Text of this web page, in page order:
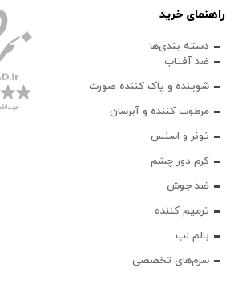
راهنمای خرید
دسته بندی‌ها
ضد آفتاب
شوینده و پاک‌ کننده صورت
مرطوب کننده و آبرسان
تونر و اسنس
کرم دور چشم
ضد جوش
ترمیم کننده
بالم لب
سرم‌های تخصصی